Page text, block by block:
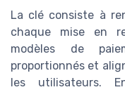
La clé consiste à
chaque mise en
modèles de
proportionnés et
les utilisateurs.